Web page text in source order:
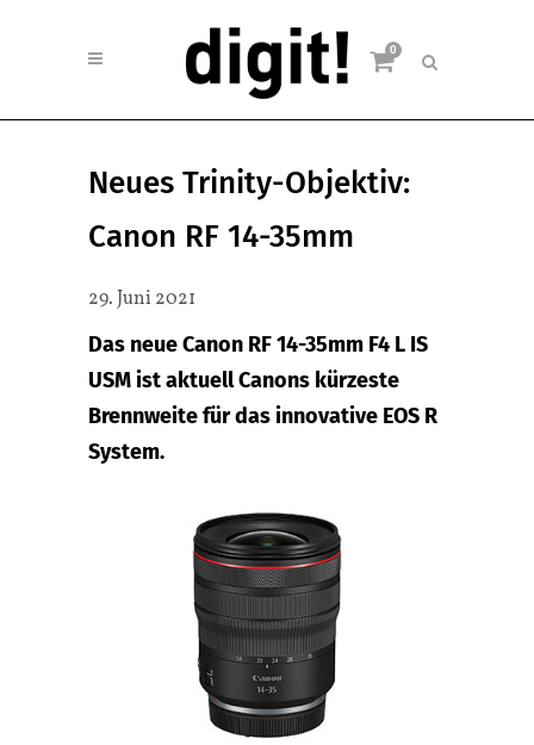
0
Neues Trinity-Objektiv:
Canon RF 14-35mm
29. Juni 2021
Das neue Canon RF 14-35mm F4 L IS
USM ist aktuell Canons kürzeste
Brennweite für das innovative EOS R
System.